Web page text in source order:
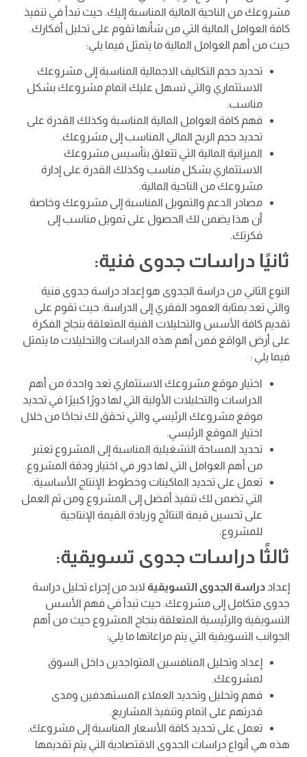
مشروعك من الناحية المالية المناسبة إليك. حيث تبدأ في تنفيذ
كافة العوامل المالية التي من شأنها تقوم على تحليل أفكارك.
حيث من أهم العوامل المالية ما يتمثل فيما يلي:
تحديد حجم التكاليف الاجمالية المناسبة إلى مشروعك
الاستثماري والتي تسهل عليك اتمام مشروعك بشكل
مناسب.
فهم كافة العوامل المالية المناسبة وكذلك القدرة على
تحديد حجم الربح المالي المناسب إلى مشروعك.
الميزانية المالية التي تتعلق بتأسيس مشروعك
الاستثماري بشكل مناسب وكذلك القدرة على إدارة
مشروعك من الناحية المالية.
مصادر الدعم والتمويل المناسبة إلى مشروعك وخاصة
أن هذا يضمن لك الحصول على تمويل مناسب إلى
فكرتك.
ثانيًا دراسات جدوى فنية:
النوع الثاني من دراسة الجدوى هو إعداد دراسة جدوى فنية
والتي تعد بمثابة العمود الفقري إلى الدراسة. حيث تقوم على
تقديم كافة الأسس والتحليلات الفنية المتعلقة بنجاح الفكرة
على أرض الواقع فمن أهم هذه الدراسات والتحليلات ما يتمثل
فيما يلي :
اختيار موقع مشروعك الاستثماري تعد واحدة من أهم
الدراسات والتحليلات الأولية التي لها دورًا كبيرًا في تحديد
موقع مشروعك الرئيسي والتي تحقق لك نجاحًا من خلال
اختيار الموقع الرئيسي.
تحديد المساحة التشغيلية المناسبة إلى المشروع تعتبر
من أهم العوامل التي لها دور في اختيار ودقة المشروع.
تعمل على تحديد الماكينات وخطوط الإنتاج الأساسية.
التي تضمن لك تنفيذ أفضل إلى المشروع ومن ثم العمل
على تحسين قيمة النتائج وزيادة القيمة الإنتاجية
للمشروع.
ثالثًا دراسات جدوى تسويقية:
إعداد دراسة الجدوى التسويقية لابد من إجراء تحليل دراسة
جدوى متكامل إلى مشروعك. حيث تبدأ في فهم الأسس
التسويقية والرئيسية المتعلقة بنجاح المشروع حيث من أهم
الجوانب التسويقية التي يتم مراعاتها ما يلي:
إعداد وتحليل المنافسين المتواجدين داخل السوق
لمشروعك.
فهم وتحليل وتحديد العملاء المستهدفين ومدى
قدرتهم على اتمام وتنفيذ المشاريع.
تعمل على تحديد كافة الأسعار المناسبة إلى مشروعك.
هذه هي أنواع دراسات الجدوى الاقتصادية التي يتم تقديمها